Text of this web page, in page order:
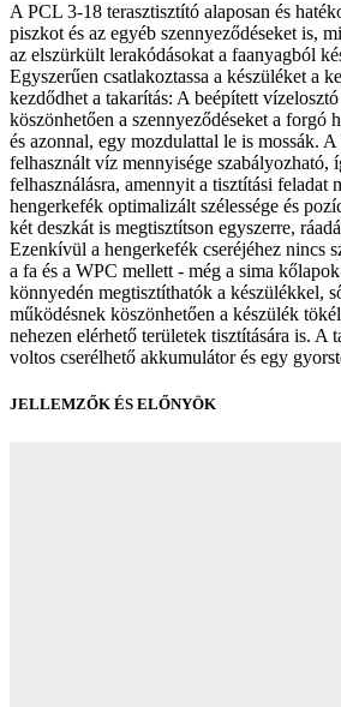
A PCL 3-18 terasztisztító alaposan és
piszkot és az egyéb szennyeződéseket is,
az elszürkült lerakódásokat a faanyagból
Egyszerűen csatlakoztassa a készüléket a
kezdődhet a takarítás: A beépített
köszönhetően a szennyeződéseket a forgó
és azonnal, egy mozdulattal le is mossák.
felhasznált víz mennyisége szabályozható,
felhasználásra, amennyit a tisztítási feladat
hengerkefék optimalizált szélessége és
két deszkát is megtisztítson egyszerre,
Ezenkívül a hengerkefék cseréjéhez nincs
a fa és a WPC mellett - még a sima
könnyedén megtisztíthatók a készülékkel,
működésnek köszönhetően a készülék
nehezen elérhető területek tisztítására is. A
voltos cserélhető akkumulátor és egy
JELLEMZŐK ÉS ELŐNYÖK